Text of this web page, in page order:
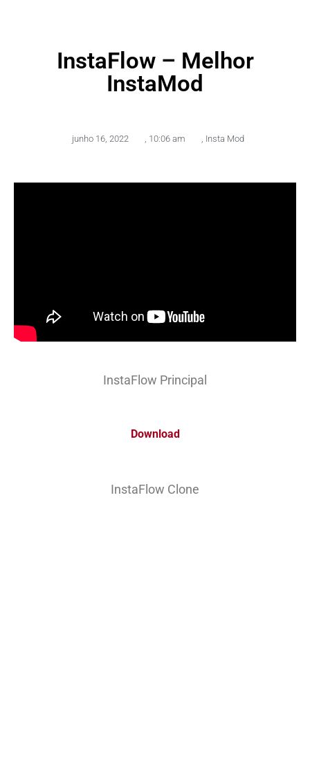
InstaFlow – Melhor
InstaMod
junho 16, 2022 , 10:06 am , Insta Mod
InstaFlow Principal
Download
InstaFlow Clone